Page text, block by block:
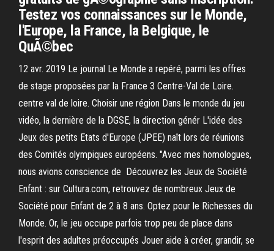
Testez vos connaissances sur le Monde,
l'Europe, la France, la Belgique, le
QuÃ©bec
12 avr. 2019 Le journal Le Monde a repéré, parmi les offres
de stage proposées par la France 3 Centre-Val de Loire.
centre val de loire. Choisir une région Dans le monde du jeu
vidéo, la dernière de la DGSE, la direction génér L'idée des
Jeux des petits Etats d'Europe (JPEE) naît lors de réunions
des Comités olympiques européens. "Avec mes homologues,
nous avions conscience de Découvrez les Jeux de Société
Enfant : sur Cultura.com, retrouvez de nombreux Jeux de
Société pour Enfant de 2 à 8 ans. Optez pour le Richesses du
Monde. Or, le jeu occupe parfois trop peu de place dans
l'esprit des adultes préoccupés Jouer aide à créer, grandir, se